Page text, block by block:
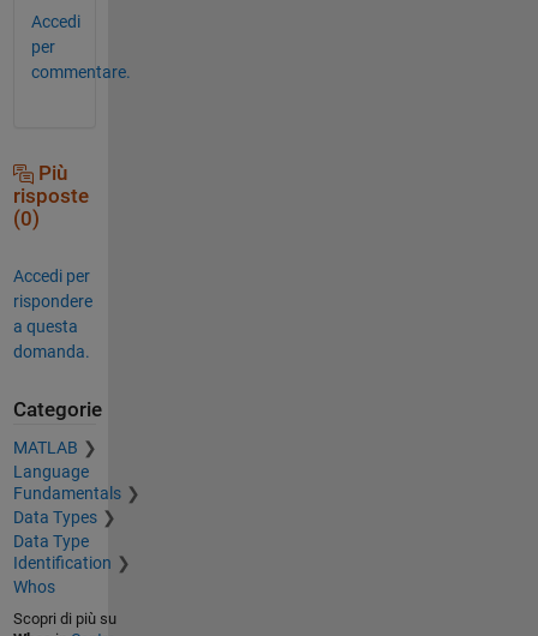
Accedi
per
commentare.
Più
risposte
(0)
Accedi per
rispondere
a questa
domanda.
Categorie
MATLAB
Language
Fundamentals
Data Types
Data Type
Identification
Whos
Scopri di più su